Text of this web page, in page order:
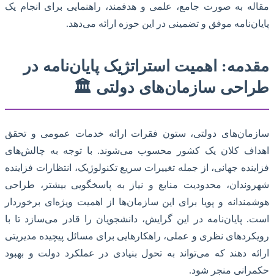
مقاله به صورت جامع، علمی و هدفمند، راهنمایی برای انجام یک
پایان‌نامه موفق و تضمینی در این حوزه ارائه می‌دهد.
مقدمه: اهمیت استراتژیک پایان‌نامه در
طراحی سازمان‌های دولتی 🏛️
سازمان‌های دولتی، ستون فقرات ارائه خدمات عمومی و تحقق
اهداف کلان یک کشور محسوب می‌شوند. با توجه به چالش‌های
فزاینده جهانی، از جمله تغییرات سریع تکنولوژیک، انتظارات فزاینده
شهروندان، محدودیت منابع و نیاز به پاسخگویی بیشتر، طراحی
هوشمندانه و پویا برای این سازمان‌ها از اهمیت ویژه‌ای برخوردار
است. پایان‌نامه در این گرایش، دانشجویان را قادر می‌سازد تا با
رویکردهای نظری و عملی، راهکارهایی برای مسائل پیچیده مدیریتی
ارائه دهند که می‌تواند به تحول بنیادی در عملکرد دولت و بهبود
حکمرانی منجر شود.